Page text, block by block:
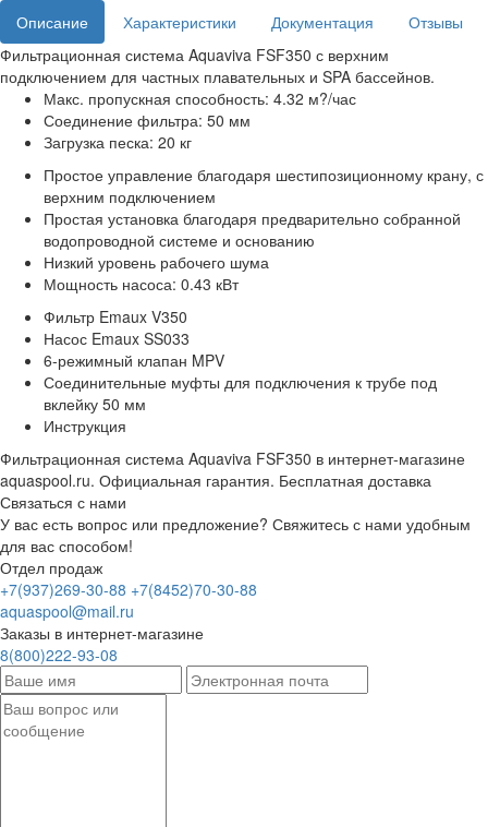
Описание
Характеристики Документация
Отзывы
Фильтрационная система Aquaviva FSF350 с верхним
подключением для частных плавательных и SPA бассейнов.
Макс. пропускная способность: 4.32 м?/час
Соединение фильтра: 50 мм
Загрузка песка: 20 кг
Простое управление благодаря шестипозиционному крану, с
верхним подключением
Простая установка благодаря предварительно собранной
водопроводной системе и основанию
Низкий уровень рабочего шума
Мощность насоса: 0.43 кВт
Фильтр Emaux V350
Насос Emaux SS033
6-режимный клапан MPV
Соединительные муфты для подключения к трубе под
вклейку 50 мм
Инструкция
Фильтрационная система Aquaviva FSF350 в интернет-магазине
aquaspool.ru. Официальная гарантия. Бесплатная доставка
Связаться с нами
У вас есть вопрос или предложение? Свяжитесь с нами удобным
для вас способом!
Отдел продаж
+7(937)269-30-88 +7(8452)70-30-88
aquaspool@mail.ru
Заказы в интернет-магазине
8(800)222-93-08